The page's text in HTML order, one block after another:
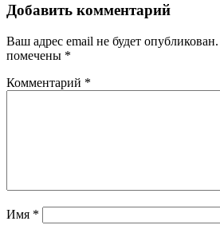
Добавить комментарий
Ваш адрес email не будет опубликован.
помечены *
Комментарий *
Имя *